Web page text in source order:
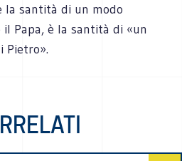
la santità di un modo
Papa, è la santità di «un
Pietro».